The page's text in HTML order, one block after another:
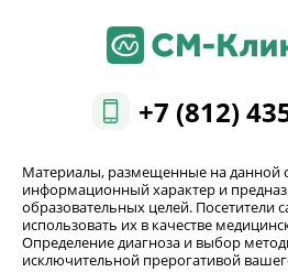
+7 (812)
Материалы, размещенные на данной
информационный характер и
образовательных целей. Посетители
использовать их в качестве
Определение диагноза и выбор
исключительной прерогативой